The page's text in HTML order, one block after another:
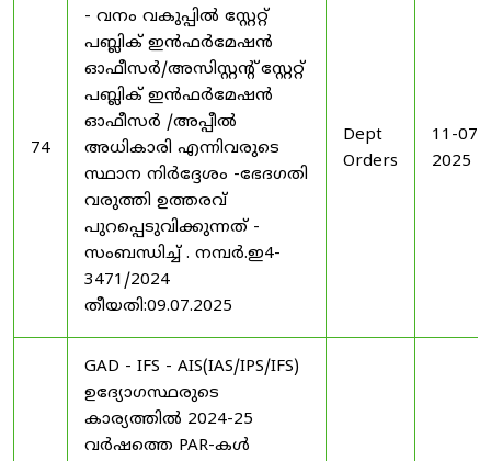
74
- വനം വകുപ്പിൽ സ്റ്റേറ്റ്
പബ്ലിക് ഇൻഫർമേഷൻ
ഓഫീസർ/അസിസ്റ്റന്റ് സ്റ്റേറ്റ്
പബ്ലിക് ഇൻഫർമേഷൻ
ഓഫീസർ /അപ്പീൽ
അധികാരി എന്നിവരുടെ
സ്ഥാന നിർദ്ദേശം -ഭേദഗതി
വരുത്തി ഉത്തരവ്
പുറപ്പെടുവിക്കുന്നത് -
സംബന്ധിച്ച് . നമ്പർ.ഇ4-
3471/2024
തീയതി:09.07.2025
Dept
Orders
11-07-
2025
GAD - IFS - AIS(IAS/IPS/IFS)
ഉദ്യോഗസ്ഥരുടെ
കാര്യത്തിൽ 2024-25
വർഷത്തെ PAR-കൾ